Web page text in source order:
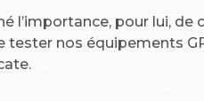
l’importance, pour lui,
tester nos équipements